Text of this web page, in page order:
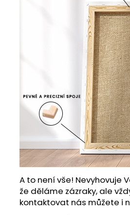
A to není vše! Nevyhovuje
že děláme zázraky, ale
kontaktovat nás můžete i